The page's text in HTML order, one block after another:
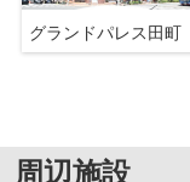
グランドパレス田町
周辺施設